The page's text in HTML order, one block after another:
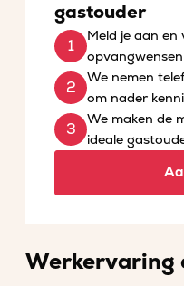
gastouder
Meld je aan en
opvangwensen
We nemen
om nader
We maken de
ideale
Werkervaring